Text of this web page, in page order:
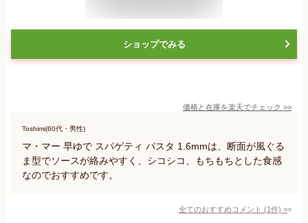
ショップでみる
価格と在庫を楽天でチェック >>
Toshimi(60代・男性)
マ・マー 早ゆで スパゲティ パスタ 1.6mmは、断面が風ぐる
ま型でソースが絡みやすく、シコシコ、もちもちとした食感
なのでおすすめです。
全てのおすすめコメント (1件) >